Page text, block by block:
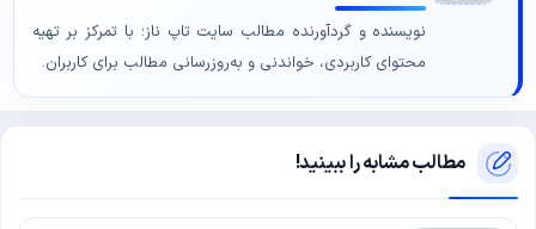
نویسنده و گردآورنده مطالب سایت تاپ ناز؛ با تمرکز بر تهیه
محتوای کاربردی، خواندنی و به‌روزرسانی مطالب برای کاربران.
مطالب مشابه را ببینید!